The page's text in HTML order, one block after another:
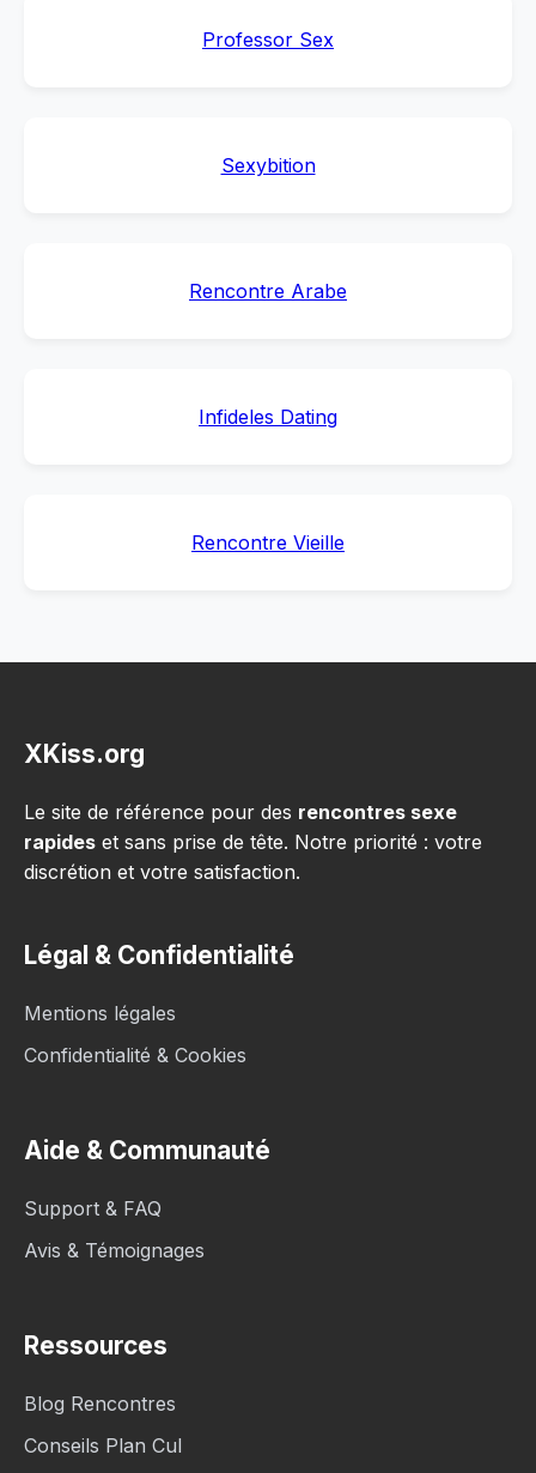
Professor Sex
Sexybition
Rencontre Arabe
Infideles Dating
Rencontre Vieille
XKiss.org
Le site de référence pour des rencontres sexe
rapides et sans prise de tête. Notre priorité : votre
discrétion et votre satisfaction.
Légal & Confidentialité
Mentions légales
Confidentialité & Cookies
Aide & Communauté
Support & FAQ
Avis & Témoignages
Ressources
Blog Rencontres
Conseils Plan Cul